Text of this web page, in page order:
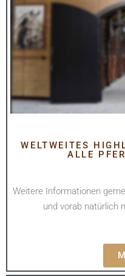
WELTWEITES
ALLE
Weitere Informationen
und vorab natürlich